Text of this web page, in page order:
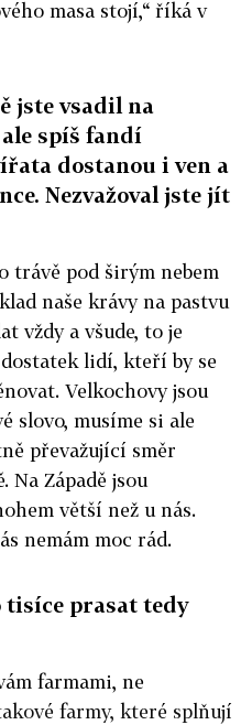
masa stojí,“ říká v
jste vsadil na
spíš fandí
dostanou i ven a
Nezvažoval jste jít
trávě pod širým nebem
naše krávy na pastvu
vždy a všude, to je
lidí, kteří by se
Velkochovy jsou
slovo, musíme si ale
převažující směr
Na Západě jsou
větší než u nás.
nemám moc rád.
tisíce prasat tedy
farmami, ne
farmy, které splňují